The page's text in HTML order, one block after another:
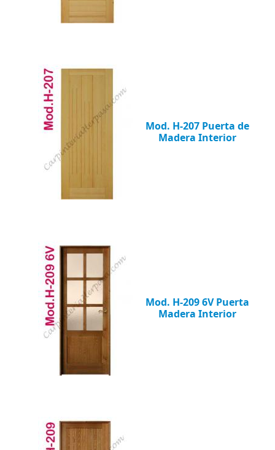
Mod. H-207 Puerta de
Madera Interior
Mod. H-209 6V Puerta
Madera Interior